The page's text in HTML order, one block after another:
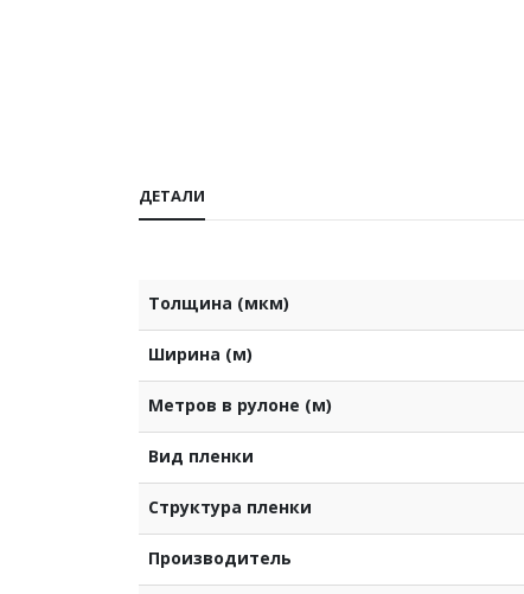
ДЕТАЛИ
Толщина (мкм)
Ширина (м)
Метров в рулоне (м)
Вид пленки
Структура пленки
Производитель